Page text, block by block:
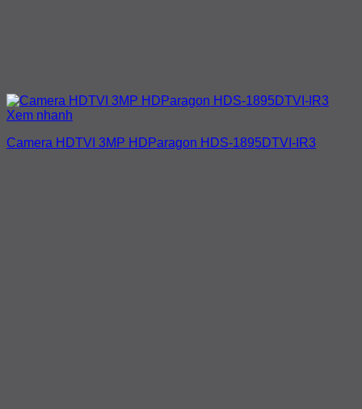
Xem nhanh
Camera HDTVI 3MP HDParagon HDS-1895DTVI-IR3